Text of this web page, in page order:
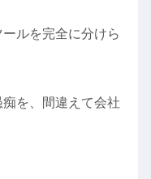
ルを完全に分けら
痴を、間違えて会社